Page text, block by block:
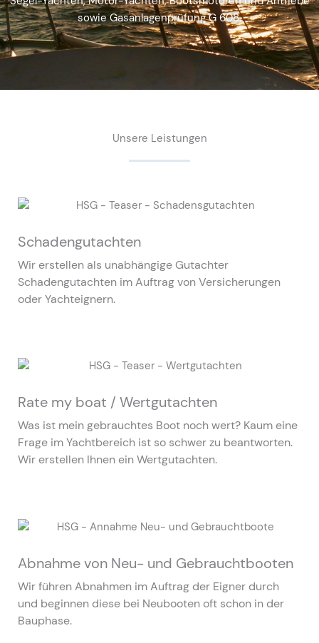
sowie Gasanlagenprüfung G 608.
Unsere Leistungen
Schadengutachten
Wir erstellen als unabhängige Gutachter
Schadengutachten im Auftrag von Versicherungen
oder Yachteignern.
Rate my boat / Wertgutachten
Was ist mein gebrauchtes Boot noch wert? Kaum eine
Frage im Yachtbereich ist so schwer zu beantworten.
Wir erstellen Ihnen ein Wertgutachten.
Abnahme von Neu- und Gebrauchtbooten
Wir führen Abnahmen im Auftrag der Eigner durch
und beginnen diese bei Neubooten oft schon in der
Bauphase.